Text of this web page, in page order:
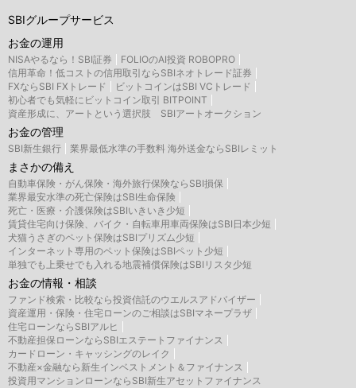
SBIグループサービス
お金の運用
NISAやるなら！SBI証券
FOLIOのAI投資 ROBOPRO
信用革命！低コストの信用取引ならSBIネオトレード証券
FXならSBI FXトレード
ビットコインはSBI VCトレード
初心者でも気軽にビットコイン取引 BITPOINT
資産形成に、アートという選択肢 SBIアートオークション
お金の管理
SBI新生銀行 業界最低水準の手数料 海外送金ならSBIレミット
まさかの備え
自動車保険・がん保険・海外旅行保険ならSBI損保
業界最安水準の死亡保険はSBI生命保険
死亡・医療・介護保険はSBIいきいき少短
賃貸住宅向け保険、バイク・自転車用車両保険はSBI日本少短
犬猫うさぎのペット保険はSBIプリズム少短
インターネット専用のペット保険はSBIペット少短
単独でも上乗せでも入れる地震補償保険はSBIリスタ少短
お金の情報・相談
ファンド検索・比較なら投資信託のウエルスアドバイザー
資産運用・保険・住宅ローンのご相談はSBIマネープラザ
住宅ローンならSBIアルヒ
不動産担保ローンならSBIエステートファイナンス
カードローン・キャッシングのレイク
不動産×金融なら新生インベストメント＆ファイナンス
投資用マンションローンならSBI新生アセットファイナンス